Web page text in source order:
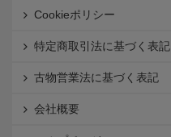
Cookieポリシー
特定商取引法に基づく表記
古物営業法に基づく表記
会社概要